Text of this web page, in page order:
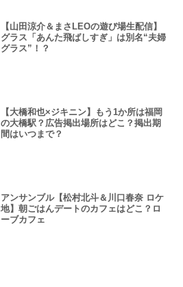
【山田涼介＆まさLEOの遊び場生配信】
グラス「あんた飛ばしすぎ」は別名“夫婦
グラス”！？
【大橋和也×ジキニン】もう1か所は福岡
の大橋駅？広告掲出場所はどこ？掲出期
間はいつまで？
アンサンブル【松村北斗＆川口春奈 ロケ
地】朝ごはんデートのカフェはどこ？ロ
ーブカフェ